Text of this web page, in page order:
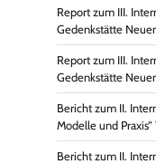
Report zum III.
Gedenkstätte
Report zum III.
Gedenkstätte
Bericht zum II.
Modelle und
Bericht zum II.